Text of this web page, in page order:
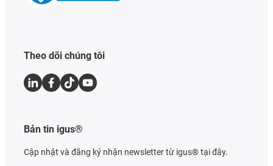
Theo dõi chúng tôi
Bản tin igus®
Cập nhật và đăng ký nhận newsletter từ igus® tại đây.